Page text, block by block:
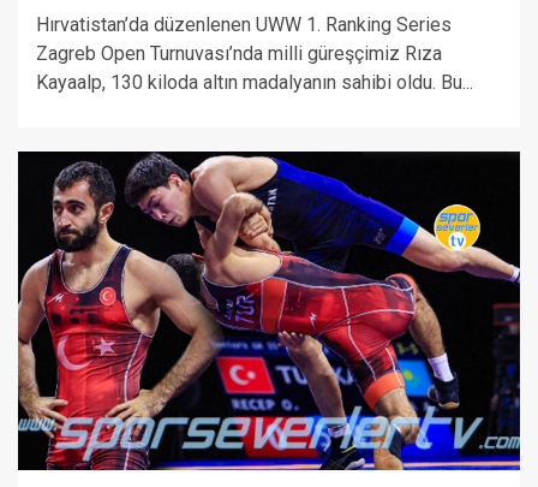
Hırvatistan’da düzenlenen UWW 1. Ranking Series
Zagreb Open Turnuvası’nda milli güreşçimiz Rıza
Kayaalp, 130 kiloda altın madalyanın sahibi oldu. Bu...